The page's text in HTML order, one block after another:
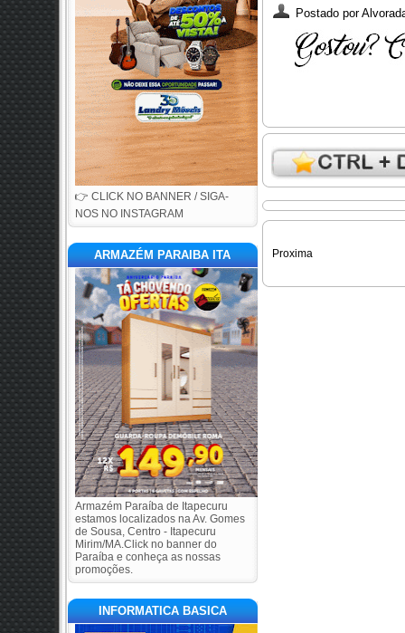
👉 CLICK NO BANNER / SIGA-
NOS NO INSTAGRAM
ARMAZÉM PARAIBA ITA
Armazém Paraíba de Itapecuru
estamos localizados na Av. Gomes
de Sousa, Centro - Itapecuru
Mirim/MA.Click no banner do
Paraíba e conheça as nossas
promoções.
INFORMATICA BASICA
Postado por
Proxima